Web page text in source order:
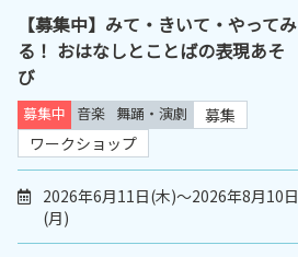
【募集中】みて・きいて・やってみ
る！ おはなしとことばの表現あそ
び
募集中 音楽 舞踊・演劇
募集
ワークショップ
2026年6月11日(木)～2026年8月10日
(月)